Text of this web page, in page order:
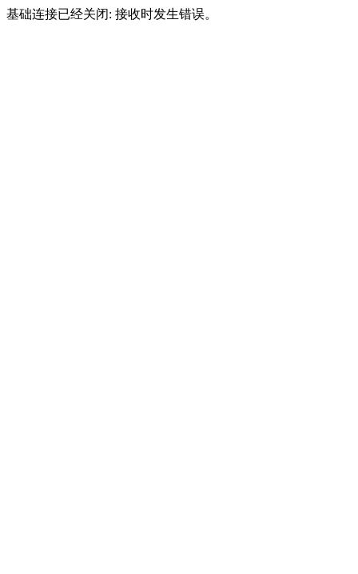
基础连接已经关闭: 接收时发生错误。